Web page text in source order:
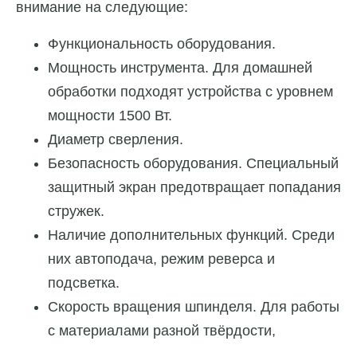
внимание на следующие:
Функциональность оборудования.
Мощность инструмента. Для домашней
обработки подходят устройства с уровнем
мощности 1500 Вт.
Диаметр сверления.
Безопасность оборудования. Специальный
защитный экран предотвращает попадания
стружек.
Наличие дополнительных функций. Среди
них автоподача, режим реверса и
подсветка.
Скорость вращения шпинделя. Для работы
с материалами разной твёрдости,